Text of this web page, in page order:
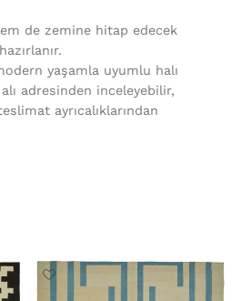
de zemine hitap edecek
yaşamla uyumlu halı
adresinden inceleyebilir,
ayrıcalıklarından